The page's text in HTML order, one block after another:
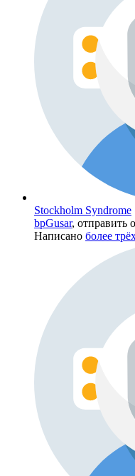
Stockholm Syndrome
bpGusar, отправить
Написано более